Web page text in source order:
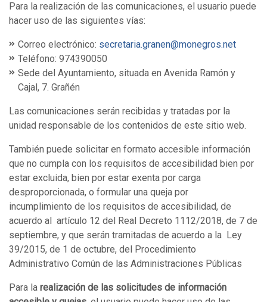
Para la realización de las comunicaciones, el usuario puede
hacer uso de las siguientes vías:
Correo electrónico: secretaria.granen@monegros.net
Teléfono: 974390050
Sede del Ayuntamiento, situada en Avenida Ramón y
Cajal, 7. Grañén
Las comunicaciones serán recibidas y tratadas por la
unidad responsable de los contenidos de este sitio web.
También puede solicitar en formato accesible información
que no cumpla con los requisitos de accesibilidad bien por
estar excluida, bien por estar exenta por carga
desproporcionada, o formular una queja por
incumplimiento de los requisitos de accesibilidad, de
acuerdo al artículo 12 del Real Decreto 1112/2018, de 7 de
septiembre, y que serán tramitadas de acuerdo a la Ley
39/2015, de 1 de octubre, del Procedimiento
Administrativo Común de las Administraciones Públicas
Para la realización de las solicitudes de información